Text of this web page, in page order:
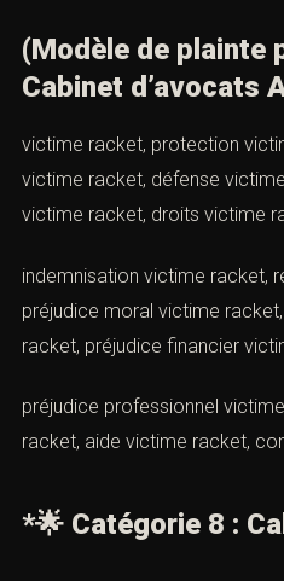
sanction racket, peine racket,
condamnation racket, peine
racket, peine sursis racket,
interdiction professionnelle
civiques racket, sanction
peine extorsion bande
🌟Catégorie 7 :
(Modèle de plainte
victime racket, protection